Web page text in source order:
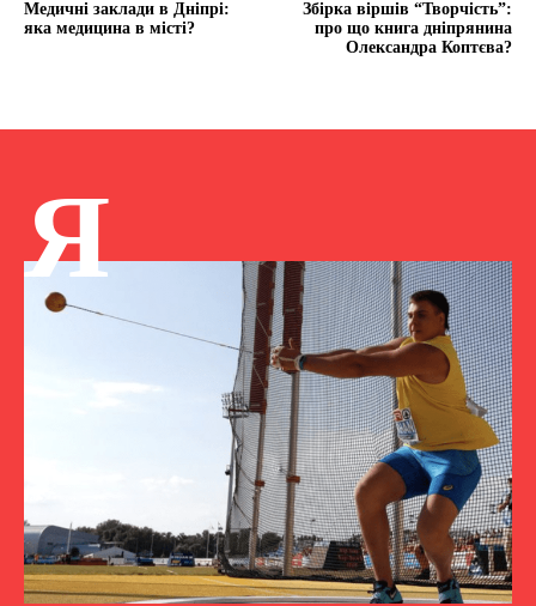
Медичні заклади в Дніпрі:
яка медицина в місті?
Збірка віршів “Творчість”:
про що книга дніпрянина
Олександра Коптєва?
Я